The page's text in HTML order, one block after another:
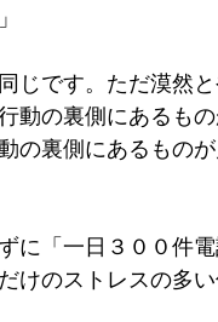
です。ただ漠然
動の裏側にあるも
の裏側にあるもの
「一日３００件
けのストレスの多